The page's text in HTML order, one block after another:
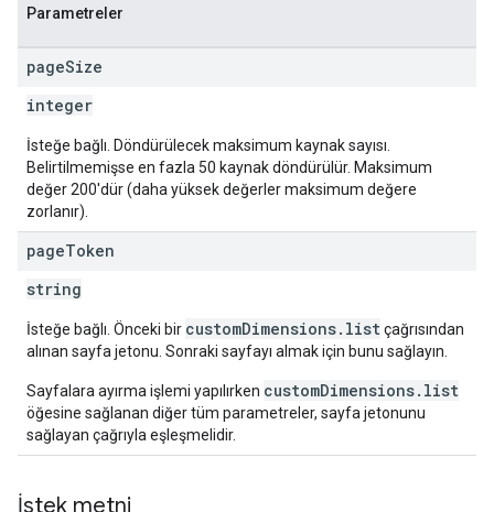
Parametreler
pageSize
integer
İsteğe bağlı. Döndürülecek maksimum kaynak sayısı.
Belirtilmemişse en fazla 50 kaynak döndürülür. Maksimum
değer 200'dür (daha yüksek değerler maksimum değere
zorlanır).
pageToken
string
İsteğe bağlı. Önceki bir customDimensions.listçağrısından
alınan sayfa jetonu. Sonraki sayfayı almak için bunu sağlayın.
Sayfalara ayırma işlemi yapılırken customDimensions.list
öğesine sağlanan diğer tüm parametreler, sayfa jetonunu
sağlayan çağrıyla eşleşmelidir.
İstek metni